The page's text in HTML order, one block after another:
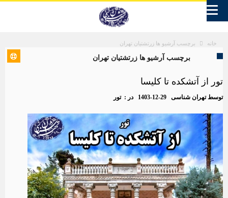
خانه برچسب آرشیو ها زرتشتیان تهران
برچسب آرشیو ها زرتشتیان تهران
تور از آتشکده تا کلیسا
توسطتهران شناسی 1403-12-29 در :تور